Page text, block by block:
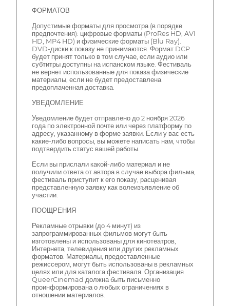
ФОРМАТОВ
Допустимые форматы для просмотра (в порядке
предпочтения): цифровые форматы (ProRes HD, AVI
HD, MP4 HD) и физические форматы (Blu Ray).
DVD-диски к показу не принимаются. Формат DCP
будет принят только в том случае, если аудио или
субтитры доступны на испанском языке. Фестиваль
не вернет использованные для показа физические
материалы, если не будет предоставлена
предоплаченная доставка.
УВЕДОМЛЕНИЕ
Уведомление будет отправлено до 2 ноября 2026
года по электронной почте или через платформу по
адресу, указанному в форме заявки. Если у вас есть
какие-либо вопросы, вы можете написать нам, чтобы
подтвердить статус вашей работы.
Если вы прислали какой-либо материал и не
получили ответа от автора в случае выбора фильма,
фестиваль приступит к его показу, расценивая
представленную заявку как волеизъявление об
участии.
ПООЩРЕНИЯ
Рекламные отрывки (до 4 минут) из
запрограммированных фильмов могут быть
изготовлены и использованы для кинотеатров,
Интернета, телевидения или других рекламных
форматов. Материалы, предоставленные
режиссером, могут быть использованы в рекламных
целях или для каталога фестиваля. Организация
QueerCinemad должна быть письменно
проинформирована о любых ограничениях в
отношении материалов.